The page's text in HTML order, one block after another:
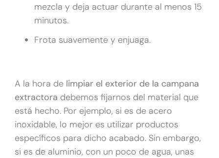
mezcla y deja actuar durante al menos 15
minutos.
Frota suavemente y enjuaga.
A la hora de limpiar el exterior de la campana
extractora debemos fijarnos del material que
está hecho. Por ejemplo, si es de acero
inoxidable, lo mejor es utilizar productos
específicos para dicho acabado. Sin embargo,
si es de aluminio, con un poco de agua, unas